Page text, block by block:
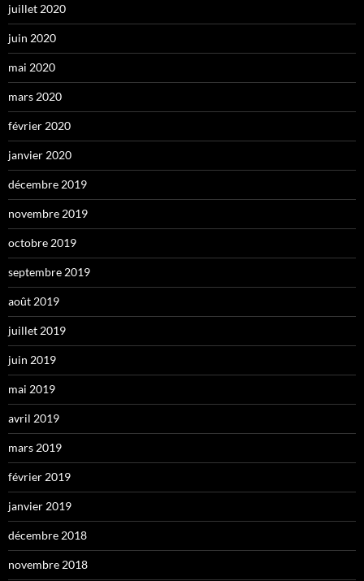
juillet 2020
juin 2020
mai 2020
mars 2020
février 2020
janvier 2020
décembre 2019
novembre 2019
octobre 2019
septembre 2019
août 2019
juillet 2019
juin 2019
mai 2019
avril 2019
mars 2019
février 2019
janvier 2019
décembre 2018
novembre 2018